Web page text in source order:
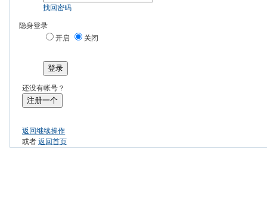
找回密码
隐身登录
开启
关闭
登录
还没有帐号？
注册一个
返回继续操作
或者返回首页